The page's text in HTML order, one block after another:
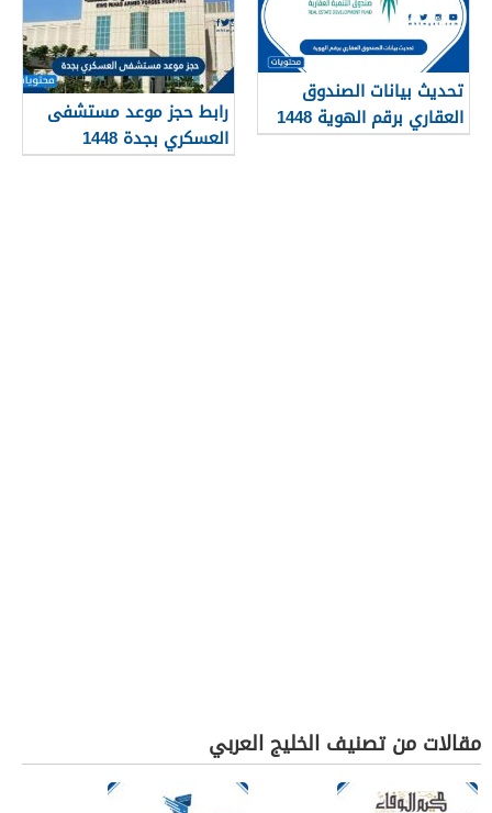
تحديث بيانات الصندوق
العقاري برقم الهوية 1448
الرابط والخطوات
رابط حجز موعد مستشفى
العسكري بجدة 1448
مقالات من تصنيف الخليج العربي